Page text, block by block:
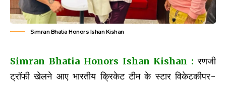
Simran Bhatia Honors Ishan Kishan
Simran Bhatia Honors Ishan Kishan : रणजी
ट्रॉफी खेलने आए भारतीय क्रिकेट टीम के स्टार विकेटकीपर-